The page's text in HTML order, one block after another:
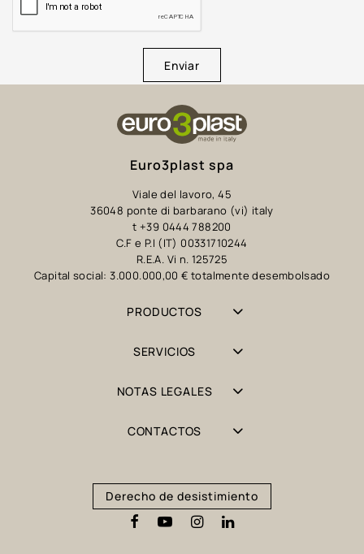
Enviar
Euro3plast spa
Viale del lavoro, 45
36048 ponte di barbarano (vi) italy
t +39 0444 788200
C.F e P.I (IT) 00331710244
R.E.A. Vi n. 125725
Capital social: 3.000.000,00 € totalmente desembolsado
PRODUCTOS
SERVICIOS
NOTAS LEGALES
CONTACTOS
Derecho de desistimiento